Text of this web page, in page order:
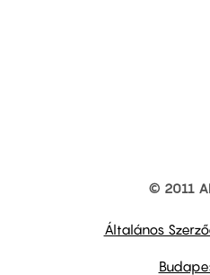
© 2011
Általános